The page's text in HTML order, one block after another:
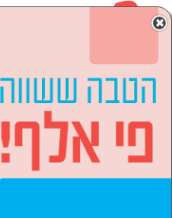
מזגנים
מזגנים
×